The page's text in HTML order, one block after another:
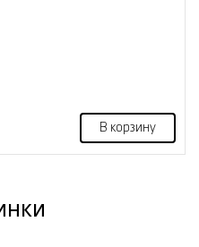
В корзину